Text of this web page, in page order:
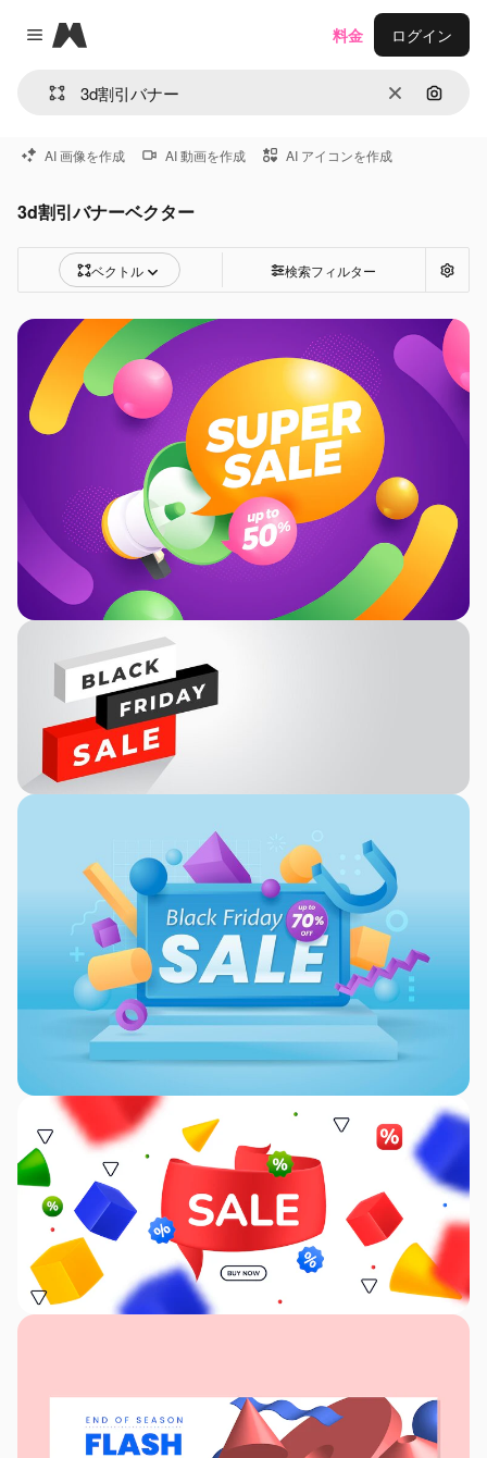
Close menu
Magnific
消去 画像で
料金 ログイン
AI 画像を作成 AI 動画を作成 AI アイコンを作成
3d割引バナーベクター
ベクトル 検索フィルター